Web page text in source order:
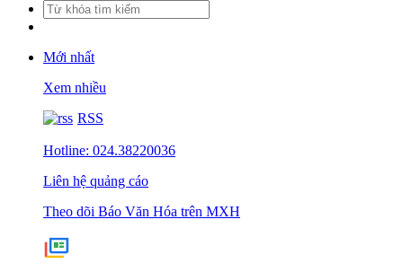
Mới nhất
Xem nhiều
RSS
Hotline: 024.38220036
Liên hệ quảng cáo
Theo dõi Báo Văn Hóa trên MXH